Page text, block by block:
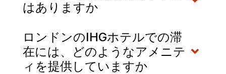
はありますか
ロンドンのIHGホテルでの滞
在には、どのようなアメニテ
ィを提供していますか